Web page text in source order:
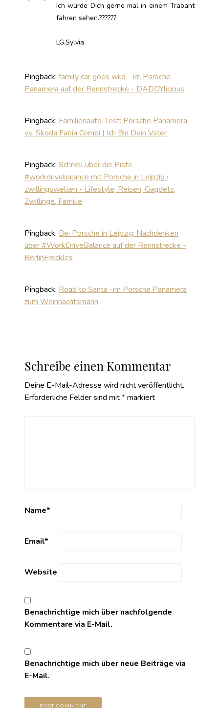
Ich würde Dich gerne mal in einem Trabant
fahren sehen.??????
LG.Sylvia
Pingback: family car goes wild - im Porsche
Panamera auf der Rennstrecke - DADDYlicious
Pingback: Familienauto-Test: Porsche Panamera
vs. Skoda Fabia Combi | Ich Bin Dein Vater
Pingback: Schnell über die Piste –
#workdrivebalance mit Porsche in Leipzig ›
zwillingswelten - Lifestyle, Reisen, Gagdets,
Zwillinge, Familie
Pingback: Bei Porsche in Leipzig: Nachdenken
über #WorkDriveBalance auf der Rennstrecke -
BerlinFreckles
Pingback: Road to Santa -im Porsche Panamera
zum Weihnachtsmann
Schreibe einen Kommentar
Deine E-Mail-Adresse wird nicht veröffentlicht.
Erforderliche Felder sind mit*markiert
Name*
Email*
Website
Benachrichtige mich über nachfolgende
Kommentare via E-Mail.
Benachrichtige mich über neue Beiträge via
E-Mail.